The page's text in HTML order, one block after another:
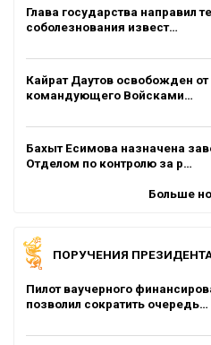
Глава государства направил
соболезнования извест…
Кайрат Даутов освобожден
командующего Войсками…
Бахыт Есимова назначена
Отделом по контролю за р…
Больше
ПОРУЧЕНИЯ
Пилот ваучерного
позволил сократить очередь…